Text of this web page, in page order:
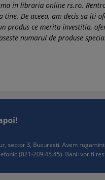
in libraria online rs.ro.
De aceea, am decis sa iti
produs ce merita investitia,
numarul de produse
sector 3, Bucuresti. Avem
(021-209.45.45). Banii vor fi